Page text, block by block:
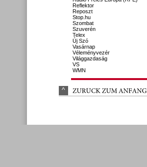
Reflektor
Reposzt
Stop.hu
Szombat
Szuverén
Telex
Új Szó
Vasárnap
Véleményvezér
Világgazdaság
VS
WMN
^ ZURÜCK ZUM ANFANG